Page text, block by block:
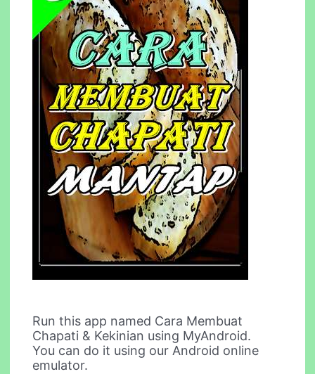
Run this app named Cara Membuat
Chapati & Kekinian using MyAndroid.
You can do it using our Android online
emulator.